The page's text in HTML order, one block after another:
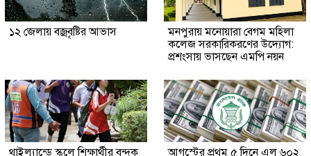
১২ জেলায় বজ্রবৃষ্টির আভাস
মনপুরায় মনোয়ারা বেগম মহিলা
কলেজ সরকারিকরণের উদ্যোগ:
প্রশংসায় ভাসছেন এমপি নয়ন
থাইল্যান্ডে স্কুলে শিক্ষার্থীর বন্দুক
আগস্টের প্রথম ৫ দিনে এল ৬০২